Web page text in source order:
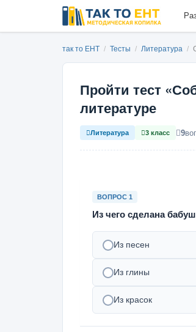
так то ЕНТ / Тесты / Литература /
Пройти тест
литературе
Литература 3 класс 9
ВОПРОС 1
Из чего сделана
Из песен
Из глины
Из красок